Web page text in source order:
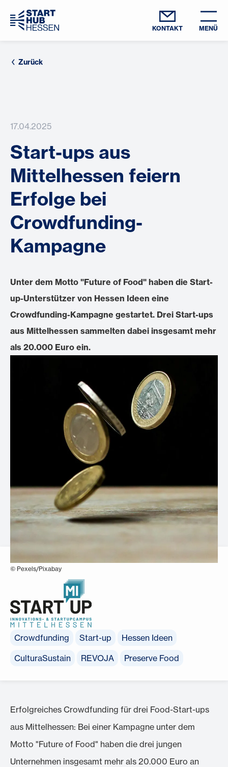
KONTAKT MENÜ
Zurück
17.04.2025
Start-ups aus
Mittelhessen feiern
Erfolge bei
Crowdfunding-
Kampagne
Unter dem Motto "Future of Food" haben die Start-
up-Unterstützer von Hessen Ideen eine
Crowdfunding-Kampagne gestartet. Drei Start-ups
aus Mittelhessen sammelten dabei insgesamt mehr
als 20.000 Euro ein.
© Pexels/Pixabay
Crowdfunding Start-up
Hessen Ideen
CulturaSustain
REVOJA Preserve Food
Erfolgreiches Crowdfunding für drei Food-Start-ups
aus Mittelhessen: Bei einer Kampagne unter dem
Motto "Future of Food" haben die drei jungen
Unternehmen insgesamt mehr als 20.000 Euro an